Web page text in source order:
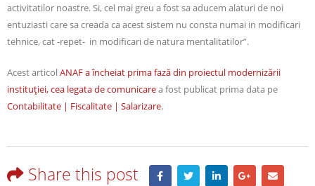
activitatilor noastre. Si, cel mai greu a fost sa aducem alaturi de noi
entuziasti care sa creada ca acest sistem nu consta numai in modificari
tehnice, cat -repet- in modificari de natura mentalitatilor”.
Acest articolANAF a încheiat prima fază din proiectul modernizării
instituţiei, cea legata de comunicarea fost publicat prima data pe
Contabilitate | Fiscalitate | Salarizare.
Share this post